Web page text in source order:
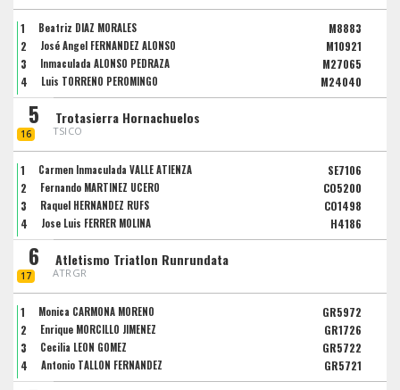
1 Beatriz DIAZ MORALES
M8883
2
José Ángel FERNÁNDEZ ALONSO
M10921
3
Inmaculada ALONSO PEDRAZA
M27065
4
Luis TORREÑO PEROMINGO M24040
5
16
Trotasierra Hornachuelos
TSICO
1 Carmen Inmaculada VALLE ATIENZA
SE7106
2
Fernando MARTINEZ UCERO
CO5200
3
Raquel HERNANDEZ RUFS
CO1498
4
Jose Luis FERRER MOLINA H4186
6
17
Atletismo Triatlon Runrundata
ATRGR
1 Monica CARMONA MORENO
GR5972
2
Enrique MORCILLO JIMENEZ
GR1726
3
Cecilia LEON GOMEZ
GR5722
4
Antonio TALLON FERNANDEZ GR5721